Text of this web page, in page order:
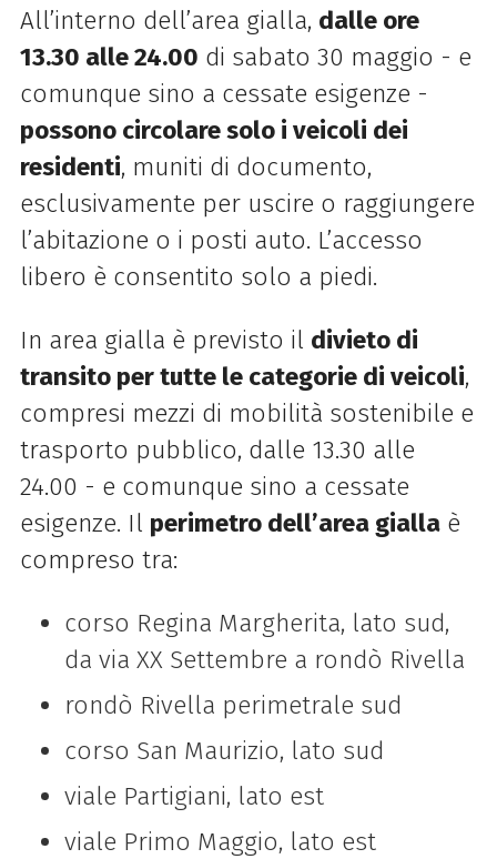
All’interno dell’area gialla, dalle ore
13.30 alle 24.00 di sabato 30 maggio - e
comunque sino a cessate esigenze -
possono circolare solo i veicoli dei
residenti, muniti di documento,
esclusivamente per uscire o raggiungere
l’abitazione o i posti auto. L’accesso
libero è consentito solo a piedi.
In area gialla è previsto il divieto di
transito per tutte le categorie di veicoli,
compresi mezzi di mobilità sostenibile e
trasporto pubblico, dalle 13.30 alle
24.00 - e comunque sino a cessate
esigenze. Il perimetro dell’area giallaè
compreso tra:
corso Regina Margherita, lato sud,
da via XX Settembre a rondò Rivella
rondò Rivella perimetrale sud
corso San Maurizio, lato sud
viale Partigiani, lato est
viale Primo Maggio, lato est